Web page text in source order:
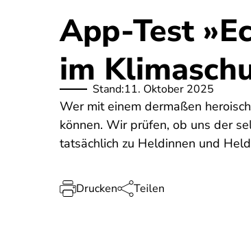
App-Test
imStand:11. Oktober 2025
Wer mit einem dermaßen
können. Wir prüfen, ob uns der
tatsächlich zu Heldinnen und
Drucken Teilen